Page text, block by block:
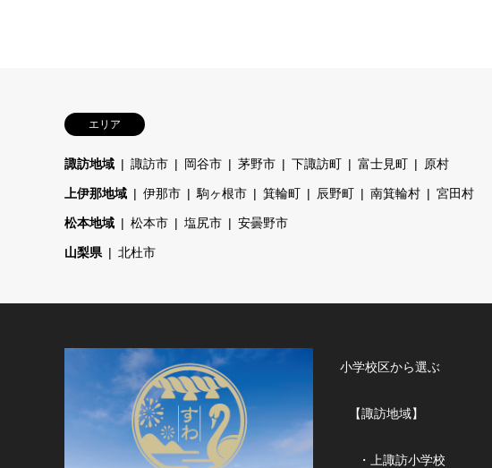
エリア
諏訪地域 諏訪市 岡谷市 茅野市 下諏訪町 富士見町 原村
上伊那地域 伊那市 駒ヶ根市 箕輪町 辰野町 南箕輪村 宮田村
松本地域 松本市 塩尻市 安曇野市
山梨県 北杜市
小学校区から選ぶ
【諏訪地域】
・上諏訪小学校